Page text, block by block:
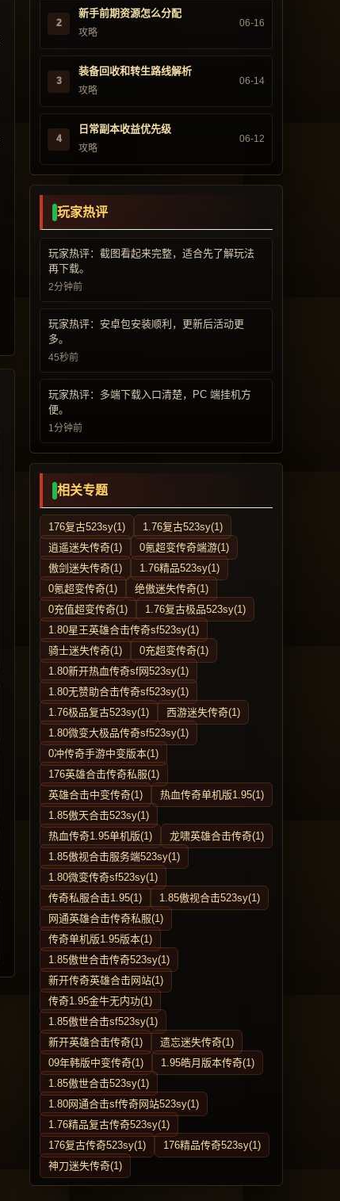
2
新手前期资源怎么分配
攻略
06-16
3
装备回收和转生路线解析
攻略
06-14
4
日常副本收益优先级
攻略
06-12
玩家热评
玩家热评：截图看起来完整，适合先了解玩法
再下载。
2分钟前
玩家热评：安卓包安装顺利，更新后活动更
多。
45秒前
玩家热评：多端下载入口清楚，PC 端挂机方
便。
1分钟前
相关专题
176复古523sy(1)
1.76复古523sy(1)
逍遥迷失传奇(1)
0氪超变传奇端游(1)
傲剑迷失传奇(1)
1.76精品523sy(1)
0氪超变传奇(1)
绝傲迷失传奇(1)
0充值超变传奇(1)
1.76复古极品523sy(1)
1.80星王英雄合击传奇sf523sy(1)
骑士迷失传奇(1)
0充超变传奇(1)
1.80新开热血传奇sf网523sy(1)
1.80无赞助合击传奇sf523sy(1)
1.76极品复古523sy(1)
西游迷失传奇(1)
1.80微变大极品传奇sf523sy(1)
0冲传奇手游中变版本(1)
176英雄合击传奇私服(1)
英雄合击中变传奇(1)
热血传奇单机版1.95(1)
1.85傲天合击523sy(1)
热血传奇1.95单机版(1)
龙啸英雄合击传奇(1)
1.85傲视合击服务端523sy(1)
1.80微变传奇sf523sy(1)
传奇私服合击1.95(1)
1.85傲视合击523sy(1)
网通英雄合击传奇私服(1)
传奇单机版1.95版本(1)
1.85傲世合击传奇523sy(1)
新开传奇英雄合击网站(1)
传奇1.95金牛无内功(1)
1.85傲世合击sf523sy(1)
新开英雄合击传奇(1)
遗忘迷失传奇(1)
09年韩版中变传奇(1)
1.95皓月版本传奇(1)
1.85傲世合击523sy(1)
1.80网通合击sf传奇网站523sy(1)
1.76精品复古传奇523sy(1)
176复古传奇523sy(1)
176精品传奇523sy(1)
神刀迷失传奇(1)